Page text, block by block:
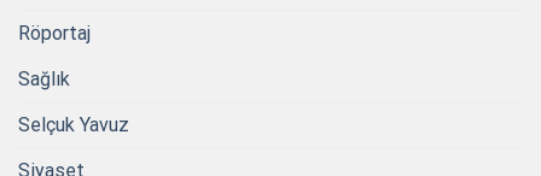
Röportaj
Sağlık
Selçuk Yavuz
Siyaset